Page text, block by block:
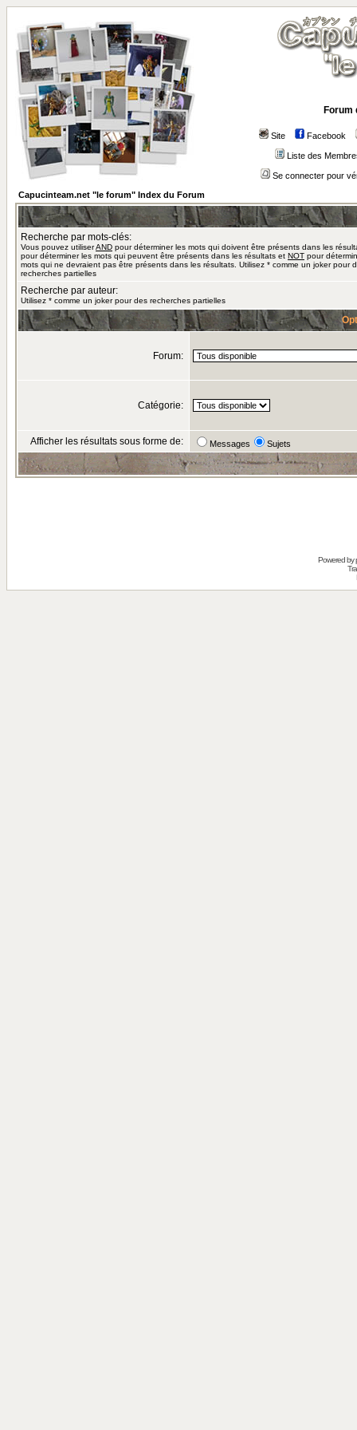
Forum
Site Facebook
Liste des
Se connecter pour
Capucinteam.net "le forum" Index du Forum
Recherche par mots-clés:
Vous pouvez utiliserAND pour déterminer les mots qui doivent être présents dans les
pour déterminer les mots qui peuvent être présents dans les résultats et NOT pour
mots qui ne devraient pas être présents dans les résultats. Utilisez * comme un joker pour
recherches partielles
Recherche par auteur:
Utilisez * comme un joker pour des recherches partielles
Forum:
Catégorie:
Afficher les résultats sous forme de: Messages Sujets
Powered by